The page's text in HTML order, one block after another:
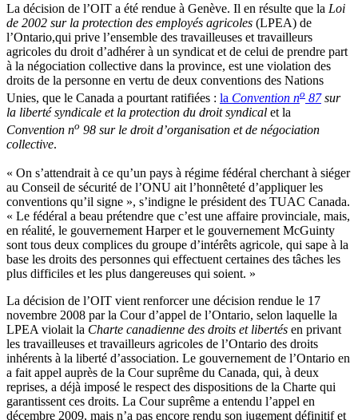
La décision de l’OIT a été rendue à Genève. Il en résulte que la Loi
de 2002 sur la protection des employés agricoles (LPEA) de
l’Ontario,qui prive l’ensemble des travailleuses et travailleurs
agricoles du droit d’adhérer à un syndicat et de celui de prendre part
à la négociation collective dans la province, est une violation des
droits de la personne en vertu de deux conventions des Nations
Unies, que le Canada a pourtant ratifiées : la Convention no 87sur
la liberté syndicale et la protection du droit syndical et la
Convention no 98 sur le droit d’organisation et de négociation
collective.
« On s’attendrait à ce qu’un pays à régime fédéral cherchant à siéger
au Conseil de sécurité de l’ONU ait l’honnêteté d’appliquer les
conventions qu’il signe », s’indigne le président des TUAC Canada.
« Le fédéral a beau prétendre que c’est une affaire provinciale, mais,
en réalité, le gouvernement Harper et le gouvernement McGuinty
sont tous deux complices du groupe d’intérêts agricole, qui sape à la
base les droits des personnes qui effectuent certaines des tâches les
plus difficiles et les plus dangereuses qui soient. »
La décision de l’OIT vient renforcer une décision rendue le 17
novembre 2008 par la Cour d’appel de l’Ontario, selon laquelle la
LPEA violait la Charte canadienne des droits et libertés en privant
les travailleuses et travailleurs agricoles de l’Ontario des droits
inhérents à la liberté d’association. Le gouvernement de l’Ontario en
a fait appel auprès de la Cour suprême du Canada, qui, à deux
reprises, a déjà imposé le respect des dispositions de la Charte qui
garantissent ces droits. La Cour suprême a entendu l’appel en
décembre 2009, mais n’a pas encore rendu son jugement définitif et